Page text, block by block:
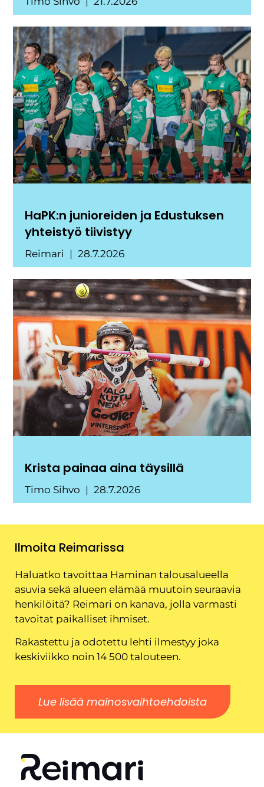
HaPK:n junioreiden ja Edustuksen
yhteistyö tiivistyy
Reimari 28.7.2026
Krista painaa aina täysillä
Timo Sihvo 28.7.2026
Ilmoita Reimarissa
Haluatko tavoittaa Haminan talousalueella
asuvia sekä alueen elämää muutoin seuraavia
henkilöitä? Reimari on kanava, jolla varmasti
tavoitat paikalliset ihmiset.
Rakastettu ja odotettu lehti ilmestyy joka
keskiviikko noin 14 500 talouteen.
Lue lisää mainosvaihtoehdoista